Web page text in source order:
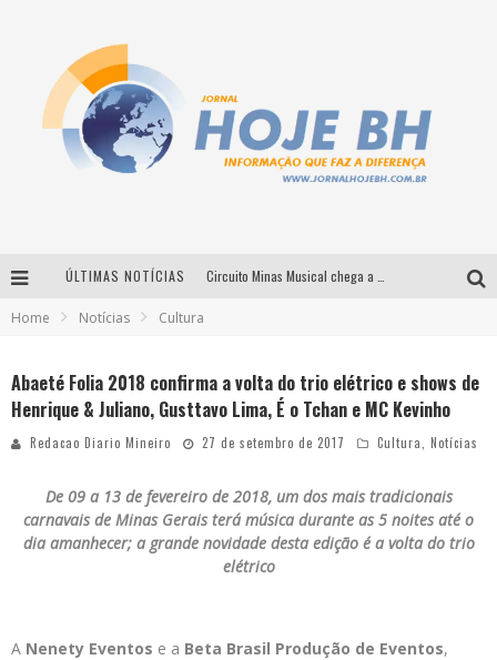
ÚLTIMAS NOTÍCIAS
Milton Guedes traz turnê “Milton Canta Lulu” a Belo Horizonte
Home Notícias Cultura
Abaeté Folia 2018 confirma a volta do trio elétrico e shows de
Henrique & Juliano, Gusttavo Lima, É o Tchan e MC Kevinho
Redacao Diario Mineiro 27 de setembro de 2017 Cultura Notícias
De 09 a 13 de fevereiro de 2018, um dos mais tradicionais
carnavais de Minas Gerais terá música durante as 5 noites até o
dia amanhecer; a grande novidade desta edição é a volta do trio
elétrico
A Nenety Eventos e a Beta Brasil Produção de Eventos,